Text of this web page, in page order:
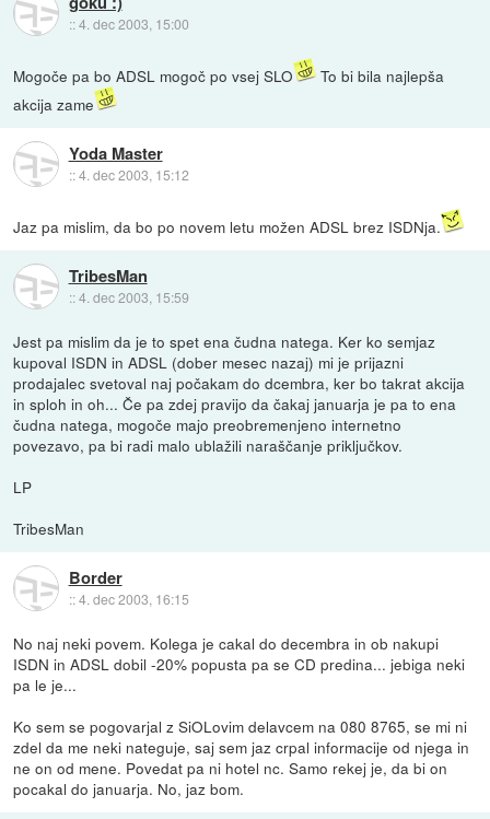
::4. dec 2003, 15:00
Mogoče pa bo ADSL mogoč po vsej SLO
To bi bila najlepša
akcija zame
Yoda Master
::4. dec 2003, 15:12
Jaz pa mislim, da bo po novem letu možen ADSL brez ISDNja.
TribesMan
::4. dec 2003, 15:59
Jest pa mislim da je to spet ena čudna natega. Ker ko semjaz
kupoval ISDN in ADSL (dober mesec nazaj) mi je prijazni
prodajalec svetoval naj počakam do dcembra, ker bo takrat akcija
in sploh in oh... Če pa zdej pravijo da čakaj januarja je pa to ena
čudna natega, mogoče majo preobremenjeno internetno
povezavo, pa bi radi malo ublažili naraščanje priključkov.
LP
TribesMan
Border
::4. dec 2003, 16:15
No naj neki povem. Kolega je cakal do decembra in ob nakupi
ISDN in ADSL dobil -20% popusta pa se CD predina... jebiga neki
pa le je...
Ko sem se pogovarjal z SiOLovim delavcem na 080 8765, se mi ni
zdel da me neki nateguje, saj sem jaz crpal informacije od njega in
ne on od mene. Povedat pa ni hotel nc. Samo rekej je, da bi on
pocakal do januarja. No, jaz bom.